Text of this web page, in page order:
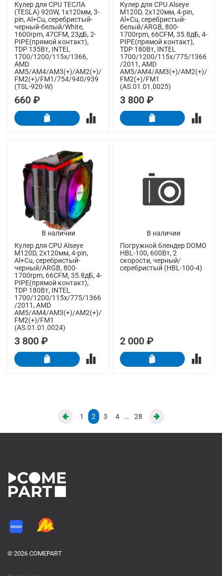
Кулер для CPU ТЕСЛА
(TESLA) 920W, 1х120мм, 3-
pin, Al+Cu, серебристый-
черный-белый/White,
1600rpm, 47CFM, 23дБ, 2-
PIPE(прямой контакт),
TDP 135Вт, INTEL
1700/1200/115x/1366,
AMD
AM5/AM4/AM3(+)/AM2(+)/
FM2(+)/FM1/754/940/939
(TSL-920-W)
660 ₽
Кулер для CPU Alseye
M120D, 2х120мм, 4-pin,
Al+Cu, серебристый-
белый/ARGB, 800-
1700rpm, 66CFM, 35.8дБ, 4-
PIPE(прямой контакт),
TDP 180Вт, INTEL
1700/1200/115x/775/1366
/2011, AMD
AM5/AM4/AM3(+)/AM2(+)/
FM2(+)/FM1
(AS.01.01.0025)
3 800 ₽
В наличии
Кулер для CPU Alseye
M120D, 2х120мм, 4-pin,
Al+Cu, серебристый-
черный/ARGB, 800-
1700rpm, 66CFM, 35.8дБ, 4-
PIPE(прямой контакт),
TDP 180Вт, INTEL
1700/1200/115x/775/1366
/2011, AMD
AM5/AM4/AM3(+)/AM2(+)/
FM2(+)/FM1
(AS.01.01.0024)
3 800 ₽
В наличии
Погружной блендер DOMO
HBL-100, 600Вт, 2
скорости, черный/
серебристый (HBL-100-4)
2 000 ₽
1 2 3 4 … 28
© 2026 COMEPART